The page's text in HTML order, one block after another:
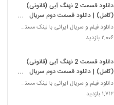
دانلود قسمت 2 نهنگ آبی (قانونی)
(کامل) | دانلود قسمت دوم سریال
نهنگ آبی (online) خرید قانونی و
بدون سانسور
دانلود فیلم و سریال ایرانی با لینک مستقیم
۲,۰۰۶ بازدید
دانلود قسمت 2 نهنگ آبی (قانونی)
(کامل) | دانلود قسمت دوم سریال
نهنگ آبی (online) بدون سانسور و
رایگان
دانلود فیلم و سریال ایرانی با لینک مستقیم
۱,۷۱۲ بازدید